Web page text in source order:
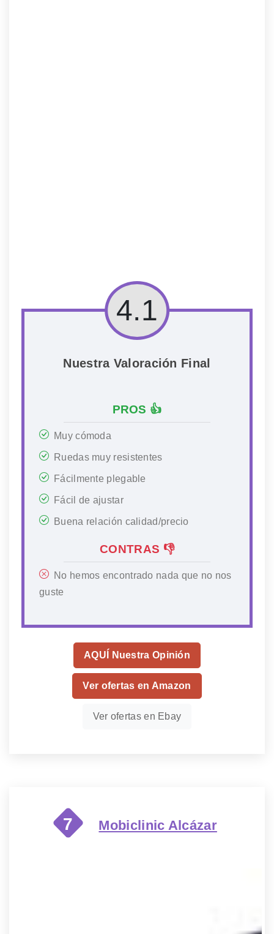
4.1
Nuestra Valoración Final
PROS 👍
Muy cómoda
Ruedas muy resistentes
Fácilmente plegable
Fácil de ajustar
Buena relación calidad/precio
CONTRAS 👎
No hemos encontrado nada que no nos
guste
AQUÍ Nuestra Opinión
Ver ofertas en Amazon
Ver ofertas en Ebay
7 Mobiclinic Alcázar